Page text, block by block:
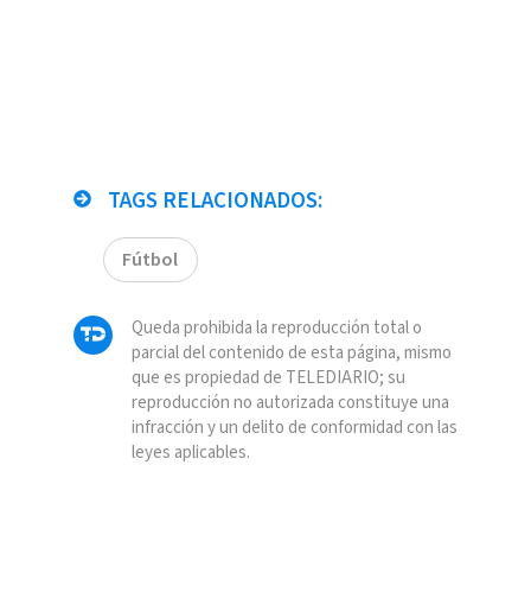
TAGS RELACIONADOS:
Fútbol
Queda prohibida la reproducción total o
parcial del contenido de esta página, mismo
que es propiedad de TELEDIARIO; su
reproducción no autorizada constituye una
infracción y un delito de conformidad con las
leyes aplicables.